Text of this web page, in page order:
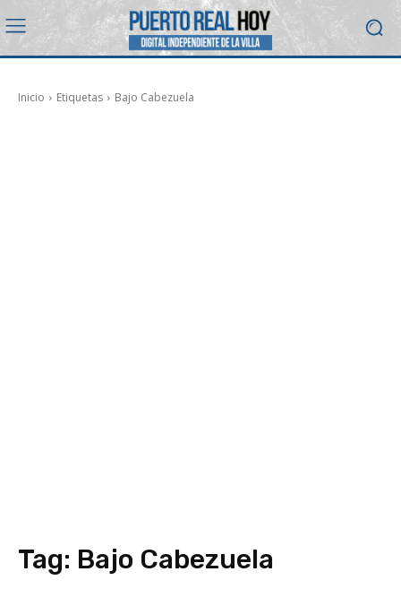
Inicio Etiquetas Bajo Cabezuela
Tag: Bajo Cabezuela